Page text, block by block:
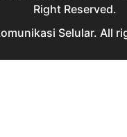
Right Reserved.
Selular. All